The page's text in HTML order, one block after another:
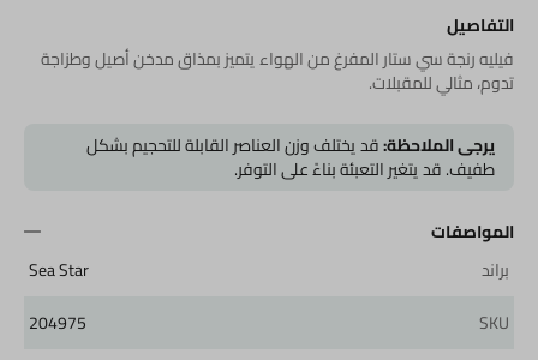
التفاصيل
فيليه رنجة سي ستار المفرغ من الهواء يتميز بمذاق مدخن أصيل وطزاجة
تدوم، مثالي للمقبلات.
يرجى الملاحظة:قد يختلف وزن العناصر القابلة للتحجيم بشكل
طفيف. قد يتغير التعبئة بناءً على التوفر.
المواصفات
براند
Sea Star
SKU
204975